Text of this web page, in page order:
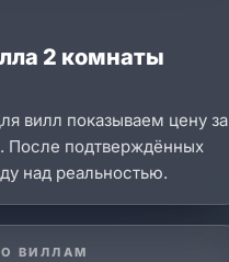
2 комнаты
вилл показываем цену за
После подтверждённых
над реальностью.
ВИЛЛАМ